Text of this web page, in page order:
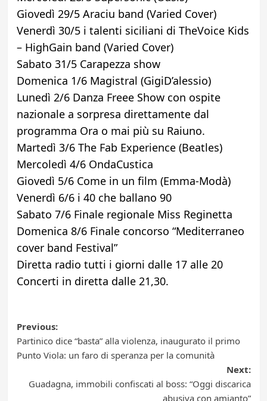
Giovedì 29/5 Araciu band (Varied Cover)
Venerdì 30/5 i talenti siciliani di TheVoice Kids
– HighGain band (Varied Cover)
Sabato 31/5 Carapezza show
Domenica 1/6 Magistral (GigiD’alessio)
Lunedì 2/6 Danza Freee Show con ospite
nazionale a sorpresa direttamente dal
programma Ora o mai più su Raiuno.
Martedì 3/6 The Fab Experience (Beatles)
Mercoledì 4/6 OndaCustica
Giovedì 5/6 Come in un film (Emma-Modà)
Venerdì 6/6 i 40 che ballano 90
Sabato 7/6 Finale regionale Miss Reginetta
Domenica 8/6 Finale concorso “Mediterraneo
cover band Festival”
Diretta radio tutti i giorni dalle 17 alle 20
Concerti in diretta dalle 21,30.
Post
navigation
Previous:
Partinico dice “basta” alla violenza, inaugurato il primo
Punto Viola: un faro di speranza per la comunità
Next:
Guadagna, immobili confiscati al boss: “Oggi discarica
abusiva con amianto”